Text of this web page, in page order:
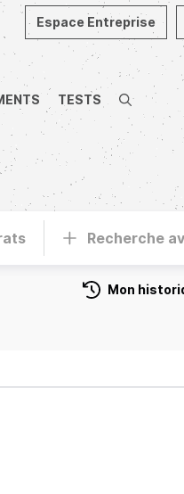
TESTS Recherche
Espace Entreprise
Recherche
Mon